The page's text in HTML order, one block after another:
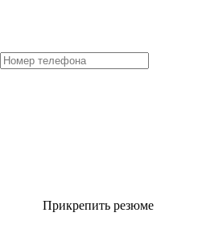
Прикрепить резюме